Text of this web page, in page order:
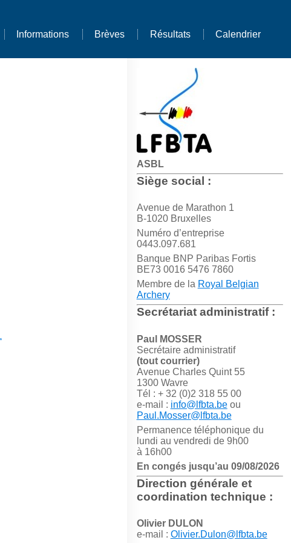
Informations Brèves Résultats Calendrier
ASBL
Siège social :
Avenue de Marathon 1
B-1020 Bruxelles
Numéro d’entreprise
0443.097.681
Banque BNP Paribas Fortis
BE73 0016 5476 7860
Membre de la Royal Belgian
Archery
Secrétariat administratif :
Paul MOSSER
Secrétaire administratif
(tout courrier)
Avenue Charles Quint 55
1300 Wavre
Tél : + 32 (0)2 318 55 00
e-mail : info@lfbta.beou
Paul.Mosser@lfbta.be
Permanence téléphonique du
lundi au vendredi de 9h00
à 16h00
En congés jusqu’au 09/08/2026
Direction générale et
coordination technique :
Olivier DULON
e-mail : Olivier.Dulon@lfbta.be